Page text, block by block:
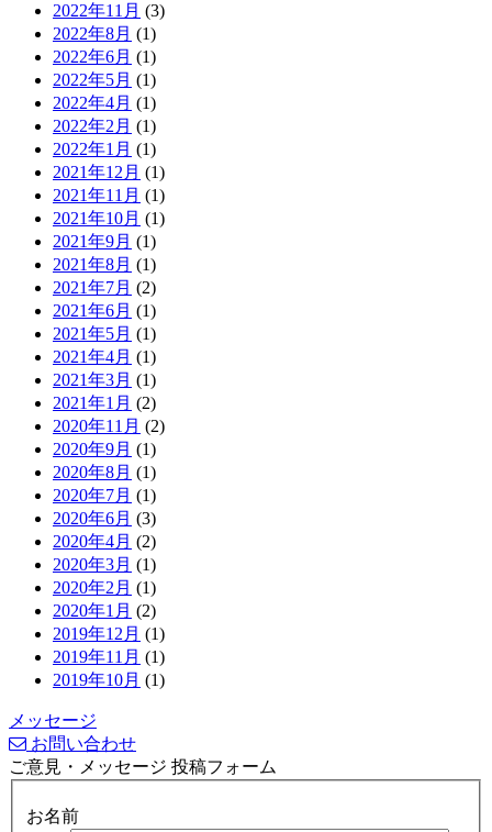
2022年11月 (3)
2022年8月 (1)
2022年6月 (1)
2022年5月 (1)
2022年4月 (1)
2022年2月 (1)
2022年1月 (1)
2021年12月 (1)
2021年11月 (1)
2021年10月 (1)
2021年9月 (1)
2021年8月 (1)
2021年7月 (2)
2021年6月 (1)
2021年5月 (1)
2021年4月 (1)
2021年3月 (1)
2021年1月 (2)
2020年11月 (2)
2020年9月 (1)
2020年8月 (1)
2020年7月 (1)
2020年6月 (3)
2020年4月 (2)
2020年3月 (1)
2020年2月 (1)
2020年1月 (2)
2019年12月 (1)
2019年11月 (1)
2019年10月 (1)
メッセージ
お問い合わせ
ご意見・メッセージ 投稿フォーム
お名前